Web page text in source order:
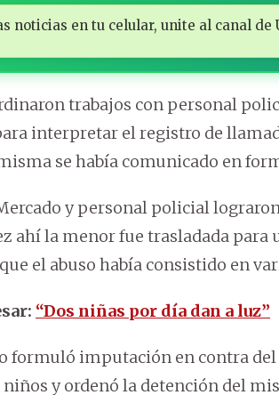
noticias en tu celular, unite al canal de
trabajos con personal
interpretar el registro de
se había comunicado en
y personal policial
ahí la menor fue trasladada para
el abuso había consistido en
“Dos niñas por día dan a luz”
formuló imputación en contra
niños y ordenó la detención del